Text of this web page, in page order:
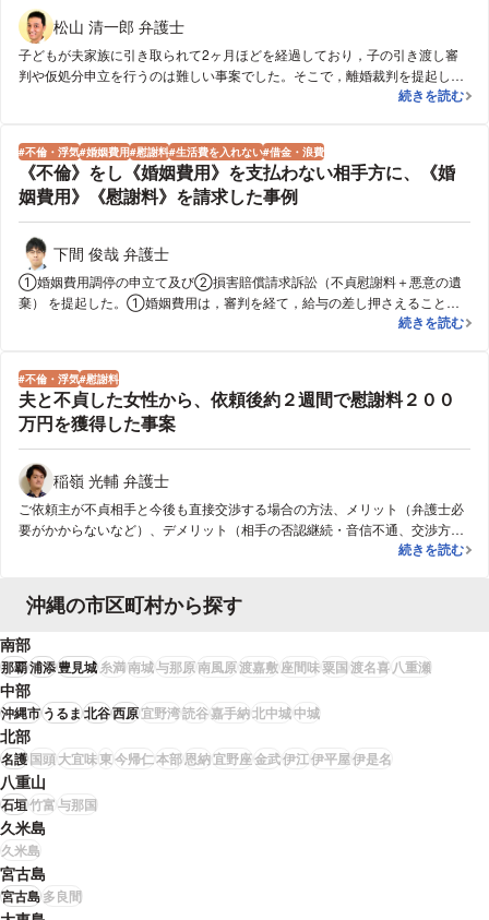
松山 清一郎 弁護士
子どもが夫家族に引き取られて2ヶ月ほどを経過しており，子の引き渡し審
判や仮処分申立を行うのは難しい事案でした。そこで，離婚裁判を提起しま
した。裁判所の意向で改めて離婚調停になりました。離婚調停では，父母の
らいました。依頼者は2週間に1度，子どもとの面会を繰り返し，私も依頼者
と一緒に子供の面会に何度も立ち会いました。子供は幼く，母親の顔も忘れ
ていましたが，母親との面会を通じ母親を思い出し母親によく懐きました。
その後の裁判所の調査官調査の結果，子供は母親の元に戻す結論が示され，
子供の親権は母親とする内容で離婚が成立しました。
離婚における
続きを読む
不倫・浮気 婚姻費用 慰謝料 生活費を入れない 借金・浪費
《不倫》をし《婚姻費用》を支払わない相手方に、《婚
姻費用》《慰謝料》を請求した事例
下間 俊哉 弁護士
①婚姻費用調停の申立て及び②損害賠償請求訴訟（不貞慰謝料＋悪意の遺
棄） を提起した。①婚姻費用は，審判を経て，給与の差し押さえることで
生活を安定させ，②損害賠償は，総額５５０万円の判決を得た。 なお，夫
《不倫》をし
続きを読む
不倫・浮気 慰謝料
夫と不貞した女性から、依頼後約２週間で慰謝料２００
万円を獲得した事案
稲嶺 光輔 弁護士
ご依頼主が不貞相手と今後も直接交渉する場合の方法、メリット（弁護士必
要がかからないなど）、デメリット（相手の否認継続・音信不通、交渉方法
によってはご依頼主が脅迫したことになるおそれがあるなど）を説明しまし
夫と不貞した
続きを読む
沖縄の市区町村から探す
南部
那覇浦添豊見城糸満南城与那原南風原渡嘉敷座間味粟国渡名喜八重瀬
中部
沖縄市うるま北谷西原宜野湾読谷嘉手納北中城中城
北部
名護国頭大宜味東今帰仁本部恩納宜野座金武伊江伊平屋伊是名
八重山
石垣竹富与那国
久米島
久米島
宮古島
宮古島多良間